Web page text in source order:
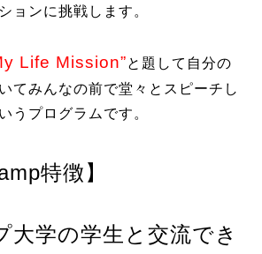
ョンに挑戦します。
Life Mission”と題して自分の
てみんなの前で堂々とスピーチし
うプログラムです。
特徴】
学の学生と交流でき